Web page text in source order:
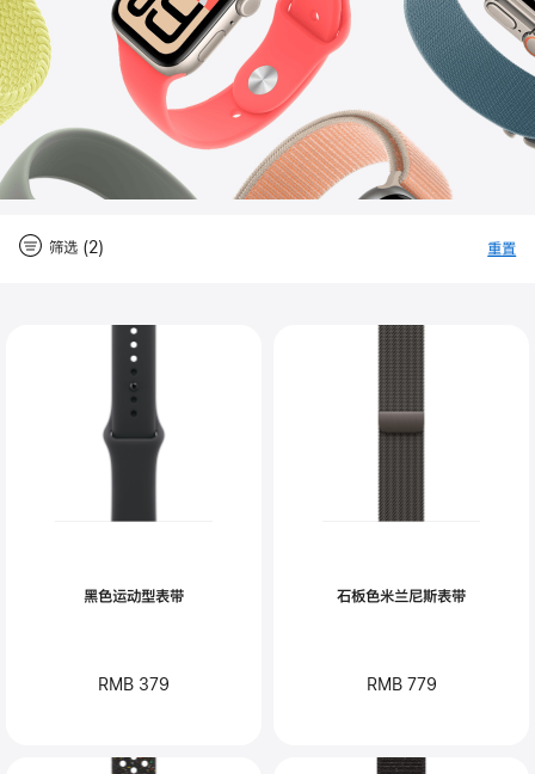
带
筛选 (2) 重置
黑色运动型表带
RMB 379
石板色米兰尼斯表带
RMB 779